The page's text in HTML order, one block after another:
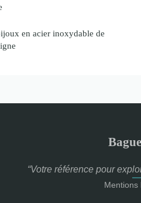
en acier inoxydable de
“Votre référence pour
Mentions